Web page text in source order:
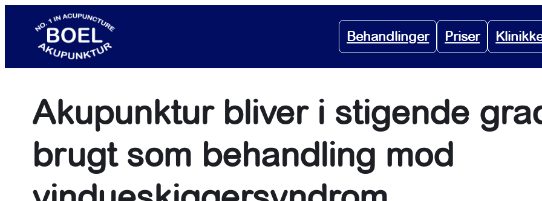
indhold
Behandlinger Priser
Akupunktur bliver i stigende
brugt som behandling mod